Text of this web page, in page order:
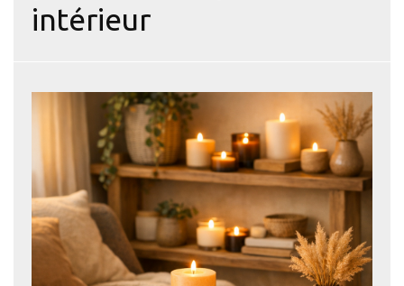
intérieur